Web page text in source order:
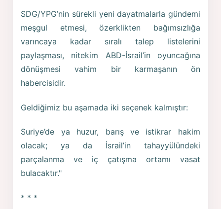
SDG/YPG’nin sürekli yeni dayatmalarla gündemi
meşgul etmesi, özerklikten bağımsızlığa
varıncaya kadar sıralı talep listelerini
paylaşması, nitekim ABD-İsrail’in oyuncağına
dönüşmesi vahim bir karmaşanın ön
habercisidir.
Geldiğimiz bu aşamada iki seçenek kalmıştır:
Suriye’de ya huzur, barış ve istikrar hakim
olacak; ya da İsrail’in tahayyülündeki
parçalanma ve iç çatışma ortamı vasat
bulacaktır."
* * *